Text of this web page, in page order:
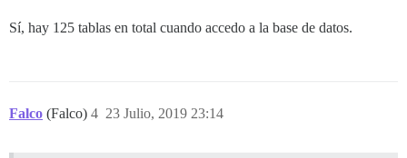
Sí, hay 125 tablas en total cuando accedo a la base de datos.
Falco (Falco) 23 Julio, 2019 23:14
4